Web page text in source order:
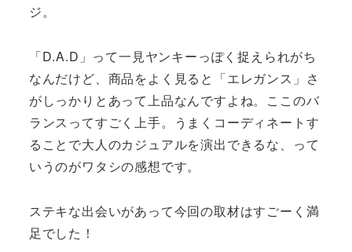
ジ。
「D.A.D」って一見ヤンキーっぽく捉えられがち
なんだけど、商品をよく見ると「エレガンス」さ
がしっかりとあって上品なんですよね。ここのバ
ランスってすごく上手。うまくコーディネートす
ることで大人のカジュアルを演出できるな、って
いうのがワタシの感想です。
ステキな出会いがあって今回の取材はすごーく満
足でした！